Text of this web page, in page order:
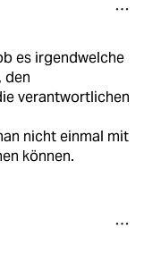
es irgendwelche
den
verantwortlichen
nicht einmal mit
können.